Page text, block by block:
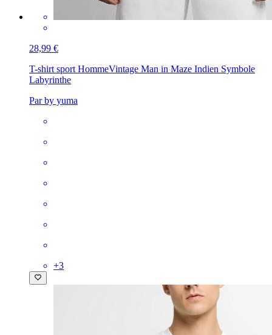
28,99 €
T-shirt sport HommeVintage Man in Maze Indien Symbole
Labyrinthe
Par by yuma
+3